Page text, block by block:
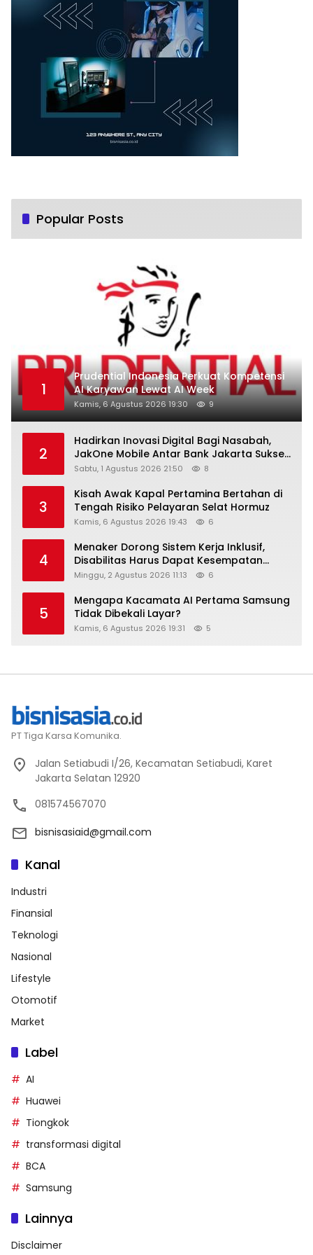
Popular Posts
1
Prudential Indonesia Perkuat Kompetensi
AI Karyawan Lewat AI Week
Kamis, 6 Agustus 2026 19:30 9
2
Hadirkan Inovasi Digital Bagi Nasabah,
JakOne Mobile Antar Bank Jakarta Sukses
Raih Digital Excellence Awards 2026
Sabtu, 1 Agustus 2026 21:50 8
3
Kisah Awak Kapal Pertamina Bertahan di
Tengah Risiko Pelayaran Selat Hormuz
Kamis, 6 Agustus 2026 19:43 6
4
Menaker Dorong Sistem Kerja Inklusif,
Disabilitas Harus Dapat Kesempatan
Setara
Minggu, 2 Agustus 2026 11:13 6
5
Mengapa Kacamata AI Pertama Samsung
Tidak Dibekali Layar?
Kamis, 6 Agustus 2026 19:31 5
PT Tiga Karsa Komunika.
Jalan Setiabudi I/26, Kecamatan Setiabudi, Karet
Jakarta Selatan 12920
081574567070
bisnisasiaid@gmail.com
Kanal
Industri
Finansial
Teknologi
Nasional
Lifestyle
Otomotif
Market
Label
AI
Huawei
Tiongkok
transformasi digital
BCA
Samsung
Lainnya
Disclaimer